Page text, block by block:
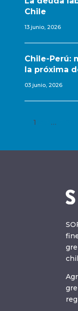
Chile
13 junio, 2026
Chile-Perú:
la próxima
03 junio, 2026
1 …